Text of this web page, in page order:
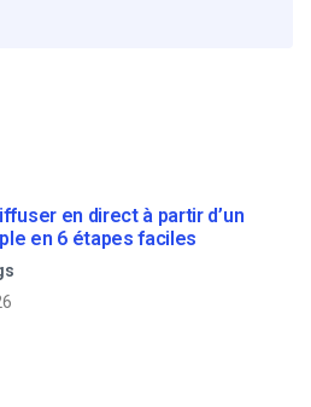
en direct à partir d’un
en 6 étapes faciles